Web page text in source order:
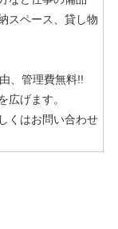
スペース、貸し物
、管理費無料!!
広げます。
くはお問い合わせ